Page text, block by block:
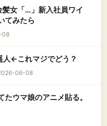
女「…」新入社員ワイ
てみたら
08
人←これマジでどう？
06-08
たウマ娘のアニメ貼る。